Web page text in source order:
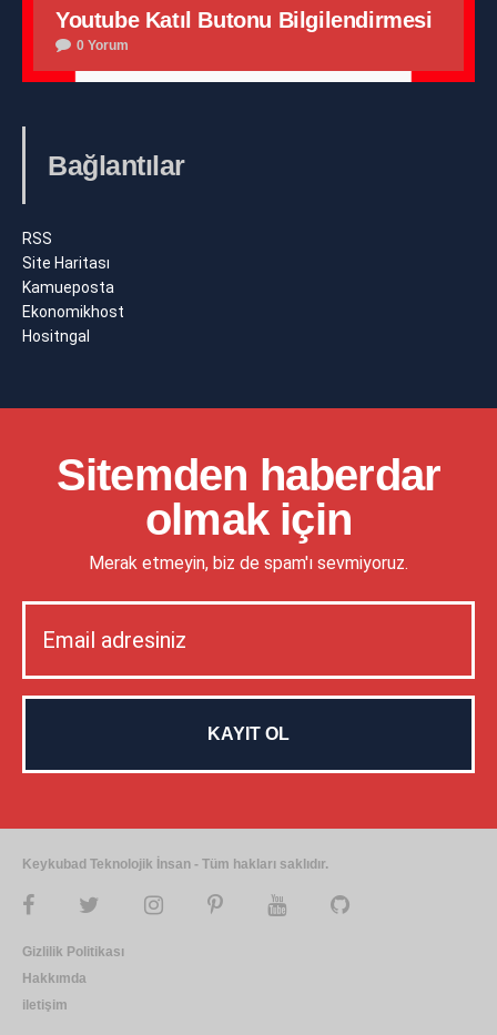
Youtube Katıl Butonu Bilgilendirmesi
0 Yorum
Bağlantılar
RSS
Site Haritası
Kamueposta
Ekonomikhost
Hositngal
Sitemden haberdar
olmak için
Merak etmeyin, biz de spam'ı sevmiyoruz.
Keykubad Teknolojik İnsan - Tüm hakları saklıdır.
Gizlilik Politikası
Hakkımda
iletişim